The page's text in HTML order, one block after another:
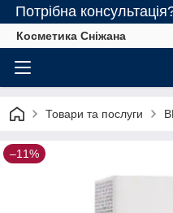
Потрібна
Косметика Сніжана
Товари та послуги
–11%